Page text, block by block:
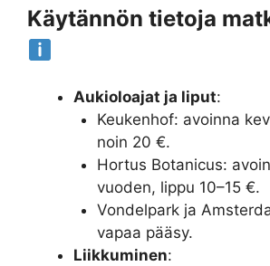
Käytännön tietoja
Aukioloajat ja liput:
Keukenhof: avoinna
noin 20 €.
Hortus Botanicus:
vuoden, lippu 10–15 €.
Vondelpark ja
vapaa pääsy.
Liikkuminen: